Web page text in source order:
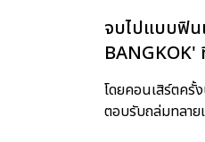
จบไปแบบฟิน
โดยคอนเสิร์ตครั้
ตอบรับถล่มทลาย